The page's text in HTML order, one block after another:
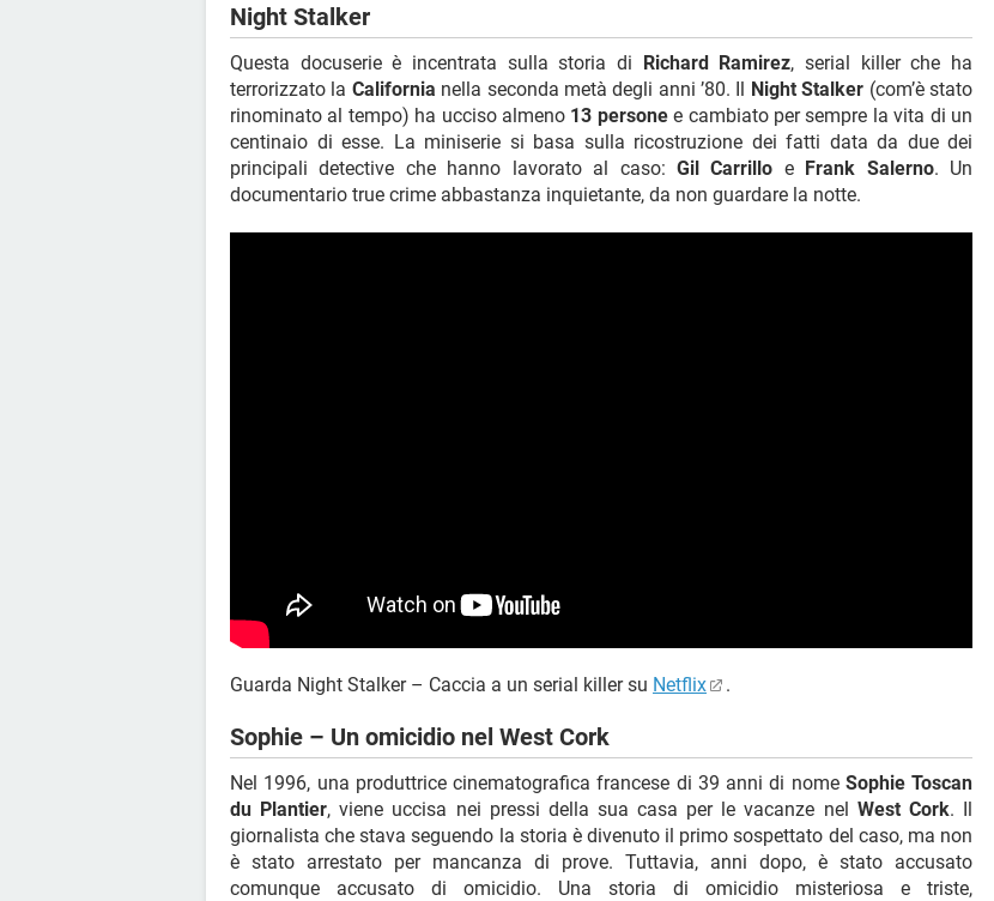
Night Stalker
Questa docuserie è incentrata sulla storia di Richard Ramirez, serial killer che ha
terrorizzato la California nella seconda metà degli anni ’80. Il Night Stalker (com’è stato
rinominato al tempo) ha ucciso almeno 13 personee cambiato per sempre la vita di un
centinaio di esse. La miniserie si basa sulla ricostruzione dei fatti data da due dei
principali detective che hanno lavorato al caso: Gil Carrillo e Frank Salerno. Un
documentario true crime abbastanza inquietante, da non guardare la notte.
Guarda Night Stalker – Caccia a un serial killer su Netflix .
Sophie – Un omicidio nel West Cork
Nel 1996, una produttrice cinematografica francese di 39 anni di nome Sophie Toscan
du Plantier, viene uccisa nei pressi della sua casa per le vacanze nel West Cork. Il
giornalista che stava seguendo la storia è divenuto il primo sospettato del caso, ma non
è stato arrestato per mancanza di prove. Tuttavia, anni dopo, è stato accusato
comunque accusato di omicidio. Una storia di omicidio misteriosa e triste,